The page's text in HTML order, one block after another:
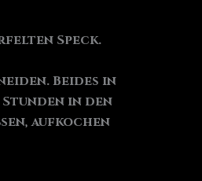
Speck.
Beides in
in den
aufkochen